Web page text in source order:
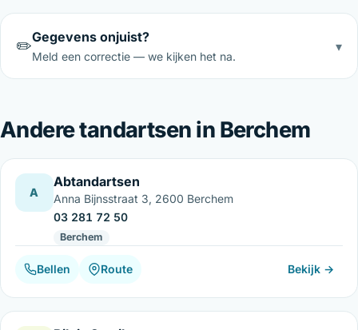
✏️Gegevens onjuist?
Meld een correctie — we kijken het na.
▾
Andere tandartsen in Berchem
A
Abtandartsen
Anna Bijnsstraat 3, 2600 Berchem
03 281 72 50
Berchem
Bellen Route Bekijk →